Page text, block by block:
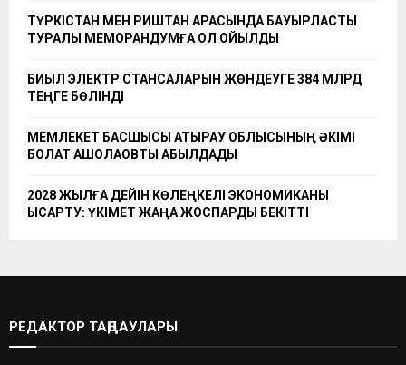
ТҮРКІСТАН МЕН РИШТАН АРАСЫНДА БАУЫРЛАСТЫҚ
ТУРАЛЫ МЕМОРАНДУМҒА ҚОЛ ҚОЙЫЛДЫ
БИЫЛ ЭЛЕКТР СТАНСАЛАРЫН ЖӨНДЕУГЕ 384 МЛРД
ТЕҢГЕ БӨЛІНДІ
МЕМЛЕКЕТ БАСШЫСЫ АТЫРАУ ОБЛЫСЫНЫҢ ӘКІМІ
БОЛАТ АҚШОЛАҚОВТЫ ҚАБЫЛДАДЫ
2028 ЖЫЛҒА ДЕЙІН КӨЛЕҢКЕЛІ ЭКОНОМИКАНЫ
ҚЫСҚАРТУ: ҮКІМЕТ ЖАҢА ЖОСПАРДЫ БЕКІТТІ
РЕДАКТОР ТАҢДАУЛАРЫ